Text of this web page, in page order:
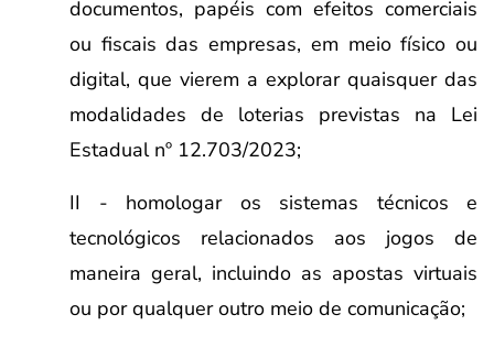
documentos, papéis com efeitos comerciais
ou fiscais das empresas, em meio físico ou
digital, que vierem a explorar quaisquer das
modalidades de loterias previstas na Lei
Estadual nº 12.703/2023;
II - homologar os sistemas técnicos e
tecnológicos relacionados aos jogos de
maneira geral, incluindo as apostas virtuais
ou por qualquer outro meio de comunicação;